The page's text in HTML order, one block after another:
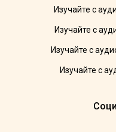
Изучайте с
Изучайте с
Изучайте с
Изучайте с